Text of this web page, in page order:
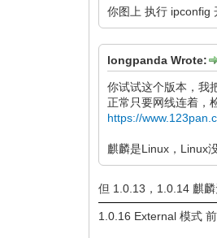
你图上 执行 ipconfig
longpanda Wrote:
你试试这个版本，我
正常只要网线连着，
https://
麒麟是Linux，Linux
但 1.0.13，1.0.14 麒
1.0.16 External 模式